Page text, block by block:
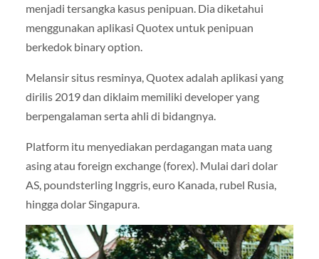
menjadi tersangka kasus penipuan. Dia diketahui
menggunakan aplikasi Quotex untuk penipuan
berkedok binary option.
Melansir situs resminya, Quotex adalah aplikasi yang
dirilis 2019 dan diklaim memiliki developer yang
berpengalaman serta ahli di bidangnya.
Platform itu menyediakan perdagangan mata uang
asing atau foreign exchange (forex). Mulai dari dolar
AS, poundsterling Inggris, euro Kanada, rubel Rusia,
hingga dolar Singapura.